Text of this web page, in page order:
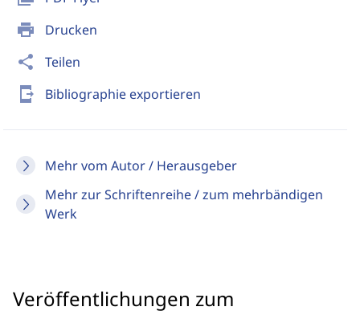
print Drucken
share Teilen
send_to_mobile Bibliographie exportieren
Mehr vom Autor / Herausgeber
Mehr zur Schriftenreihe / zum mehrbändigen
Werk
Veröffentlichungen zum